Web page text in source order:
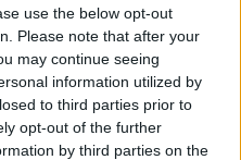
use the below opt-out
Please note that after your
may continue seeing
information utilized by
to third parties prior to
opt-out of the further
by third parties on the
ILYEN ALACSONY AZ